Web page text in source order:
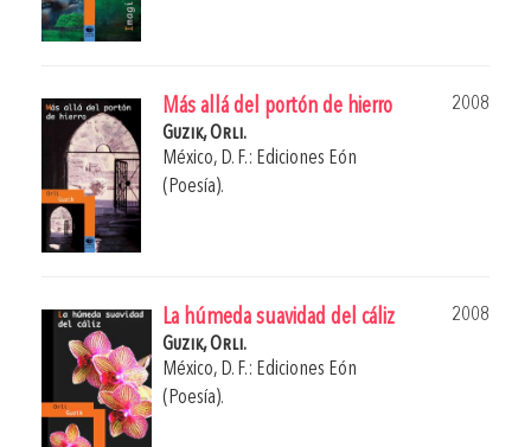
Más allá del portón de hierro
2008
Guzik, Orli.
México, D. F.: Ediciones Eón
(Poesía).
La húmeda suavidad del cáliz
2008
Guzik, Orli.
México, D. F.: Ediciones Eón
(Poesía).